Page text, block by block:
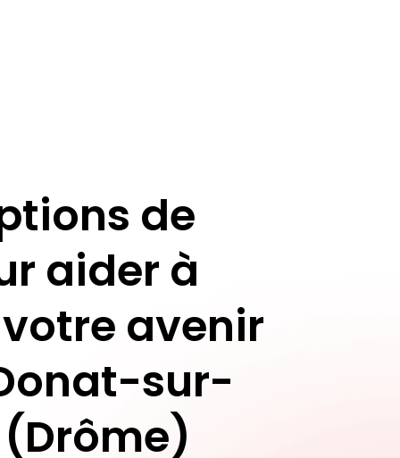
de
aider à
avenir
sur-